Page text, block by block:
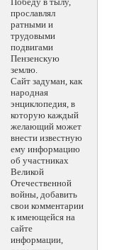
прославлял
ратными и
трудовыми
подвигами
Пензенскую
землю.
Сайт задуман, как
народная
энциклопедия, в
которую каждый
желающий может
внести известную
ему информацию
об участниках
Великой
Отечественной
войны, добавить
свои комментарии
к имеющейся на
сайте
информации,